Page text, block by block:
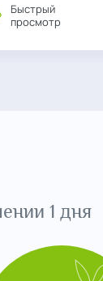
Быстрый
просмотр
1 дня